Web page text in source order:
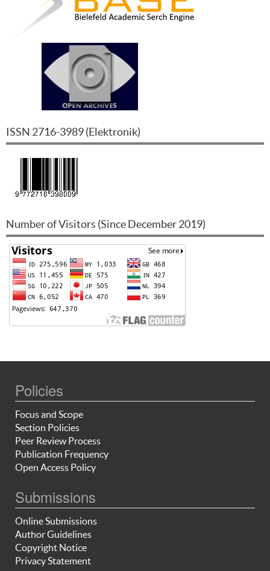
ISSN 2716-3989(Elektronik)
Number of Visitors (Since December 2019)
Policies
Focus and Scope
Section Policies
Peer Review Process
Publication Frequency
Open Access Policy
Submissions
Online Submissions
Author Guidelines
Copyright Notice
Privacy Statement